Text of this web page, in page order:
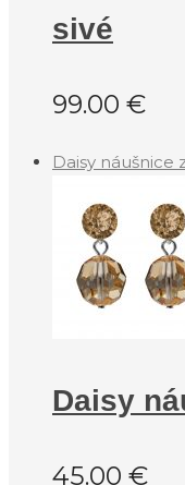
sivé
99.00 €
Daisy náušnice
Daisy
45.00 €